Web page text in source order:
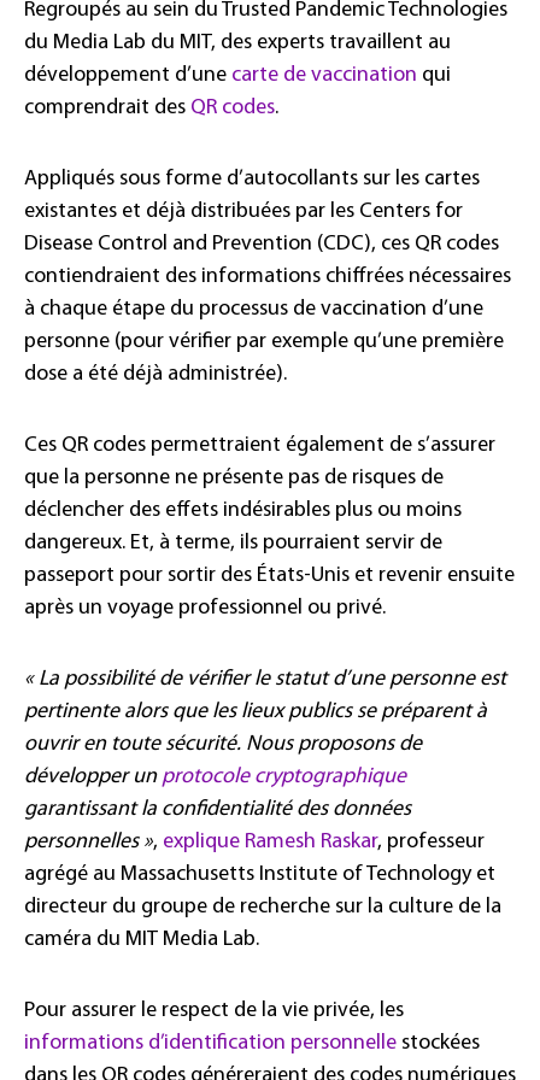
Regroupés au sein du Trusted Pandemic Technologies
du Media Lab du MIT, des experts travaillent au
développement d’une carte de vaccination qui
comprendrait des QR codes.
Appliqués sous forme d’autocollants sur les cartes
existantes et déjà distribuées par les Centers for
Disease Control and Prevention (CDC), ces QR codes
contiendraient des informations chiffrées nécessaires
à chaque étape du processus de vaccination d’une
personne (pour vérifier par exemple qu’une première
dose a été déjà administrée).
Ces QR codes permettraient également de s’assurer
que la personne ne présente pas de risques de
déclencher des effets indésirables plus ou moins
dangereux. Et, à terme, ils pourraient servir de
passeport pour sortir des États-Unis et revenir ensuite
après un voyage professionnel ou privé.
« La possibilité de vérifier le statut d’une personne est
pertinente alors que les lieux publics se préparent à
ouvrir en toute sécurité. Nous proposons de
développer un protocole cryptographique
garantissant la confidentialité des données
personnelles », explique Ramesh Raskar, professeur
agrégé au Massachusetts Institute of Technology et
directeur du groupe de recherche sur la culture de la
caméra du MIT Media Lab.
Pour assurer le respect de la vie privée, les
informations d’identification personnelle stockées